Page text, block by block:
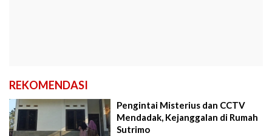
REKOMENDASI
Pengintai Misterius dan CCTV
Mendadak, Kejanggalan di Rumah
Sutrimo